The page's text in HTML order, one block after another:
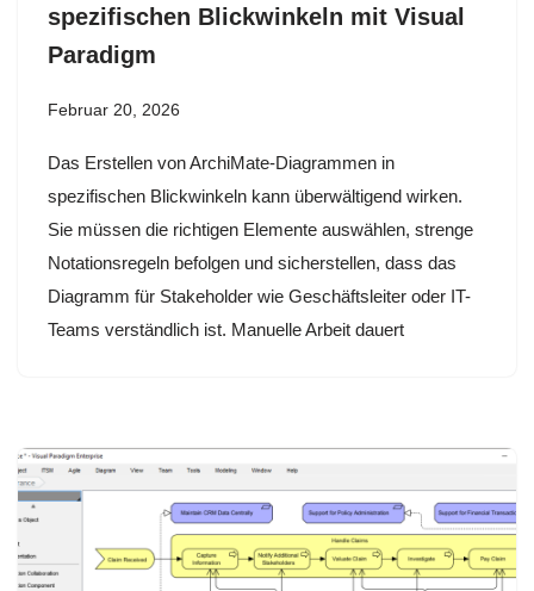
spezifischen Blickwinkeln mit Visual
Paradigm
Februar 20, 2026
Das Erstellen von ArchiMate-Diagrammen in
spezifischen Blickwinkeln kann überwältigend wirken.
Sie müssen die richtigen Elemente auswählen, strenge
Notationsregeln befolgen und sicherstellen, dass das
Diagramm für Stakeholder wie Geschäftsleiter oder IT-
Teams verständlich ist. Manuelle Arbeit dauert